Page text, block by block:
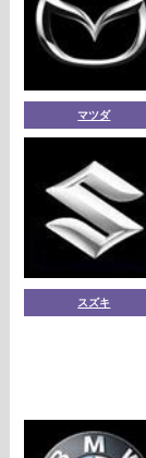
マツダ
スズキ